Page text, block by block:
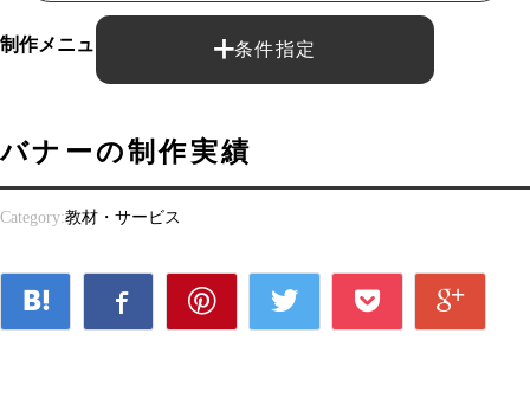
条件指定
制作メニュー： バナー制作
バナーの制作実績
Category:教材・サービス